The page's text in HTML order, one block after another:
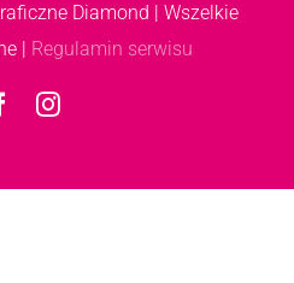
Diamond | Wszelkie
|
Regulamin serwisu
FacebookInstagram